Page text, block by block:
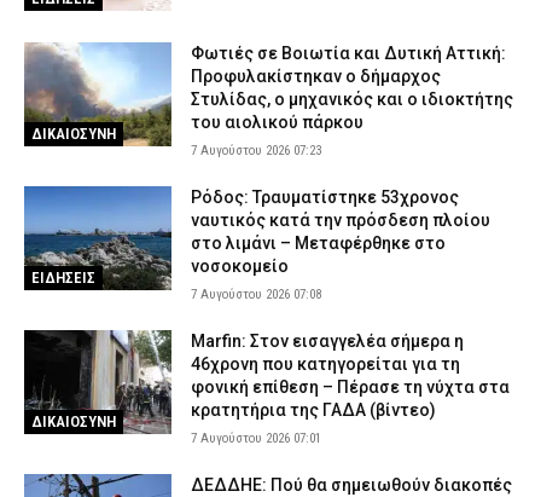
ΔΙΚΑΙΟΣΥΝΗ
Φωτιές σε Βοιωτία και Δυτική Αττική:
Προφυλακίστηκαν ο δήμαρχος
Στυλίδας, ο μηχανικός και ο ιδιοκτήτης
του αιολικού πάρκου
7 Αυγούστου 2026 07:23
ΕΙΔΗΣΕΙΣ
Ρόδος: Τραυματίστηκε 53χρονος
ναυτικός κατά την πρόσδεση πλοίου
στο λιμάνι – Μεταφέρθηκε στο
νοσοκομείο
7 Αυγούστου 2026 07:08
ΔΙΚΑΙΟΣΥΝΗ
Marfin: Στον εισαγγελέα σήμερα η
46χρονη που κατηγορείται για τη
φονική επίθεση – Πέρασε τη νύχτα στα
κρατητήρια της ΓΑΔΑ (βίντεο)
7 Αυγούστου 2026 07:01
ΔΕΔΔΗΕ: Πού θα σημειωθούν διακοπές